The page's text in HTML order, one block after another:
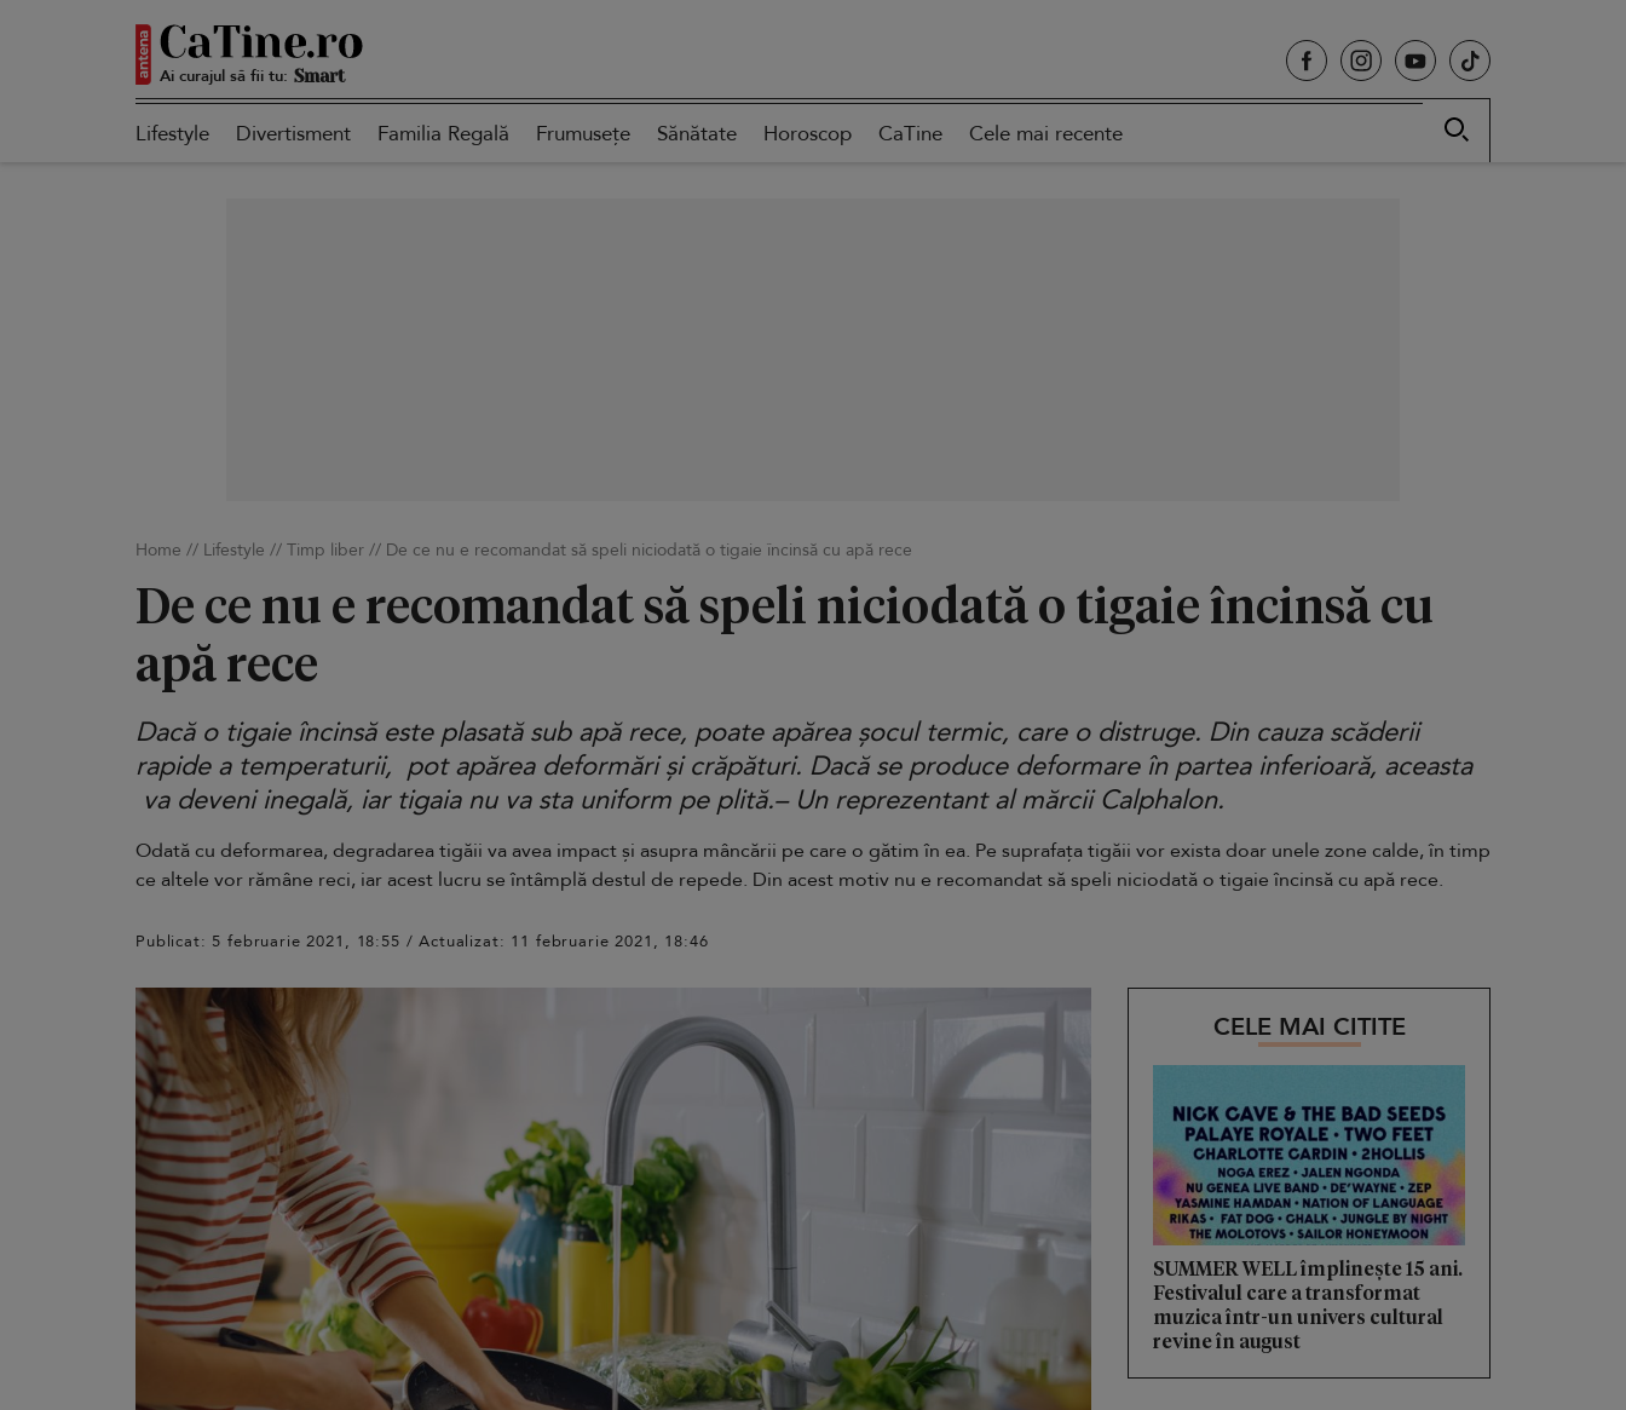
Ai curajul să fii tu: Autentică
Lifestyle Divertisment Familia Regală Frumusețe Sănătate Horoscop CaTine Cele mai recente
Home // Lifestyle // Timp liber // De ce nu e recomandat să speli niciodată o tigaie încinsă cu apă rece
De ce nu e recomandat să speli niciodată o tigaie încinsă cu
apă rece
Dacă o tigaie încinsă este plasată sub apă rece, poate apărea șocul termic, care o distruge. Din cauza scăderii
rapide a temperaturii, pot apărea deformări și crăpături. Dacă se produce deformare în partea inferioară, aceasta
va deveni inegală, iar tigaia nu va sta uniform pe plită.– Un reprezentant al mărcii Calphalon.
Odată cu deformarea, degradarea tigăii va avea impact și asupra mâncării pe care o gătim în ea. Pe suprafața tigăii vor exista doar unele zone calde, în timp
ce altele vor rămâne reci, iar acest lucru se întâmplă destul de repede. Din acest motiv nu e recomandat să speli niciodată o tigaie încinsă cu apă rece.
Publicat: 5 februarie 2021, 18:55 / Actualizat: 11 februarie 2021, 18:46
CELE MAI CITITE
SUMMER WELL împlinește 15 ani.
Festivalul care a transformat
muzica într-un univers cultural
revine în august